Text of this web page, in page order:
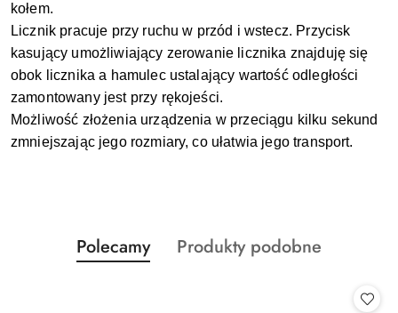
kołem.
Licznik pracuje przy ruchu w przód i wstecz. Przycisk
kasujący umożliwiający zerowanie licznika znajduję się
obok licznika a hamulec ustalający wartość odległości
zamontowany jest przy rękojeści.
Możliwość złożenia urządzenia w przeciągu kilku sekund
zmniejszając jego rozmiary, co ułatwia jego transport.
Pomiń karuzelę produktów
Produkty
o
Polecamy
Produkty
Produkty podobne